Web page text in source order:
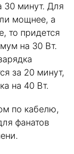
30 минут. Для
мощнее, а
то придется
на 30 Вт.
за 20 минут,
на 40 Вт.
по кабелю,
фанатов